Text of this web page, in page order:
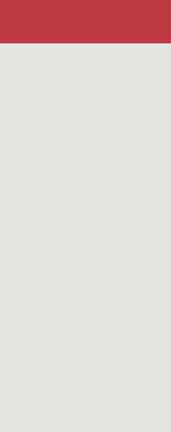
Artikel